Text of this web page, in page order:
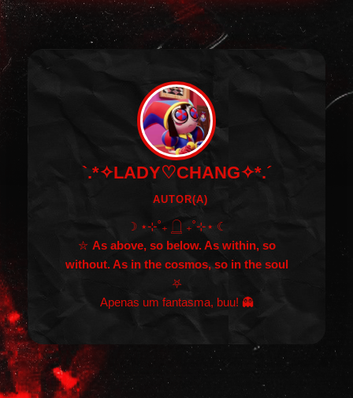
`.*✧LADY♡CHANG✧*.´
AUTOR(A)
☽ ⋆⊹˚₊ 𓉸 ₊˚⊹⋆ ☾
⛦ As above, so below. As within, so
without. As in the cosmos, so in the soul
⛧
Apenas um fantasma, buu! 👻